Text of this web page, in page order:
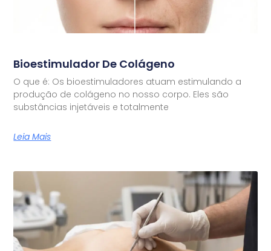
Bioestimulador De Colágeno
O que é: Os bioestimuladores atuam estimulando a
produção de colágeno no nosso corpo. Eles são
substâncias injetáveis e totalmente
Leia Mais